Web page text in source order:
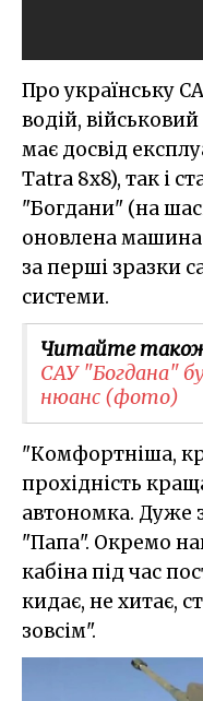
Про українську
водій,
має досвід
Tatra 8х8), так і
"Богдани" (на
оновлена
за перші зразки
системи.
Читайте
САУ "Богдана"
нюанс (фото)
"Комфортніша,
прохідність
автономка. Дуже
"Папа". Окремо
кабіна під час
кидає, не хитає,
зовсім".